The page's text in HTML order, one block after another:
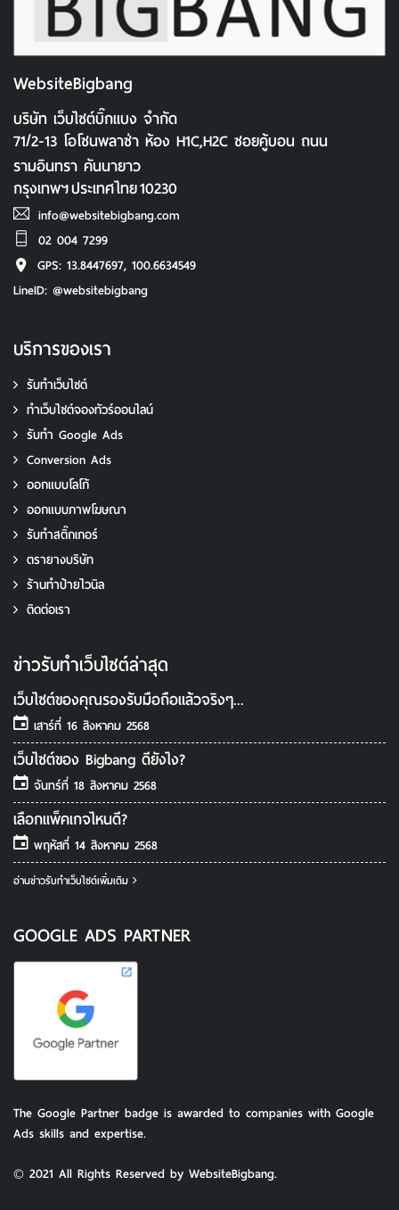
WebsiteBigbang
บริษัท เว็บไซต์บิ๊กแบง จำกัด
71/2-13 โอโซนพลาซ่า ห้อง H1C,H2C ซอยคู้บอน ถนน
รามอินทรา คันนายาว
กรุงเทพฯประเทศไทย10230
info@websitebigbang.com
02 004 7299
GPS: 13.8447697, 100.6634549
LineID: @websitebigbang
บริการของเรา
รับทำเว็บไซต์
ทําเว็บไซต์จองทัวร์ออนไลน์
รับทํา Google Ads
Conversion Ads
ออกแบบโลโก้
ออกแบบภาพโฆษณา
รับทําสติ๊กเกอร์
ตรายางบริษัท
ร้านทำป้ายไวนิล
ติดต่อเรา
ข่าวรับทําเว็บไซต์ล่าสุด
เว็บไซต์ของคุณรองรับมือถือแล้วจริงๆ...
เสาร์ที่ 16 สิงหาคม 2568
เว็บไซต์ของ Bigbang ดียังไง?
จันทร์ที่ 18 สิงหาคม 2568
เลือกแพ็คเกจไหนดี?
พฤหัสที่ 14 สิงหาคม 2568
อ่านข่าวรับทําเว็บไซต์เพิ่มเติม
GOOGLE ADS PARTNER
The Google Partner badge is awarded to companies with Google
Ads skills and expertise.
© 2021 All Rights Reserved by WebsiteBigbang.